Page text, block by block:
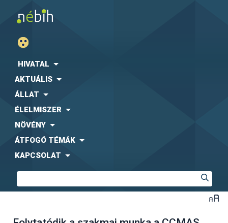
HIVATAL
AKTUÁLIS
ÁLLAT
ÉLELMISZER
NÖVÉNY
ÁTFOGÓ TÉMÁK
KAPCSOLAT